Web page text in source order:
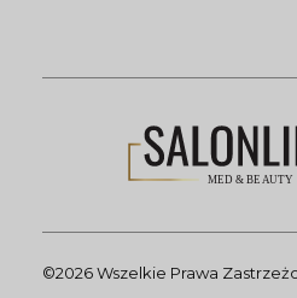
©2026 Wszelkie Prawa